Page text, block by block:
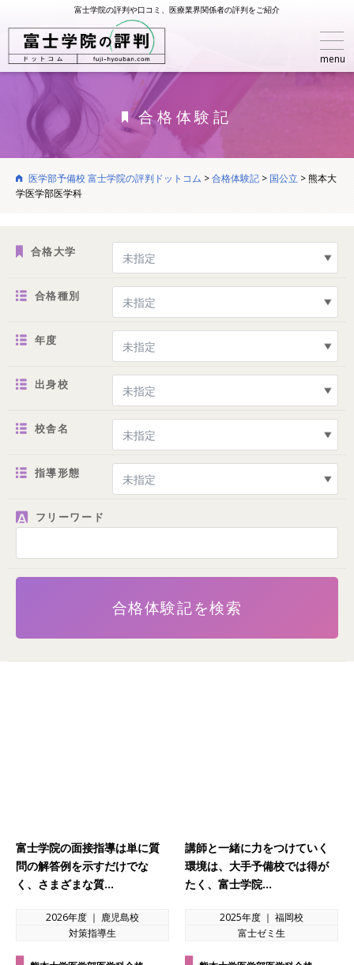
富士学院の評判や口コミ、医療業界関係者の評判をご紹介
menu
合格体験記
医学部予備校 富士学院の評判ドットコム >合格体験記 > 国公立 >熊本大
学医学部医学科
合格大学
合格種別
年度
出身校
校舎名
指導形態
フリーワード
富士学院の面接指導は単に質
問の解答例を示すだけでな
く、さまざまな質…
2026年度 ｜ 鹿児島校
対策指導生
講師と一緒に力をつけていく
環境は、大手予備校では得が
たく、富士学院…
2025年度 ｜ 福岡校
富士ゼミ生